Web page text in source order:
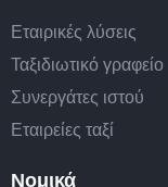
Εταιρικές λύσεις
Ταξιδιωτικό γραφείο
Συνεργάτες ιστού
Εταιρείες ταξί
Νομικά